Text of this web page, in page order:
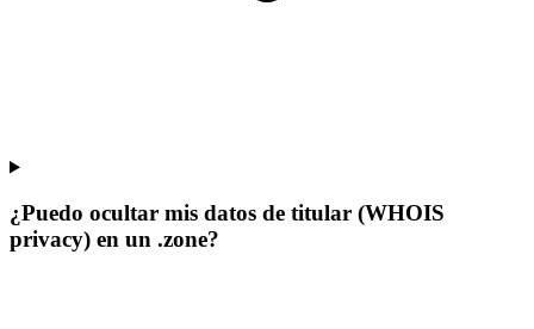
¿Puedo ocultar mis datos de titular (WHOIS
privacy) en un .zone?